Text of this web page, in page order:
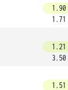
1.90
1.71
1.21
3.50
1.51